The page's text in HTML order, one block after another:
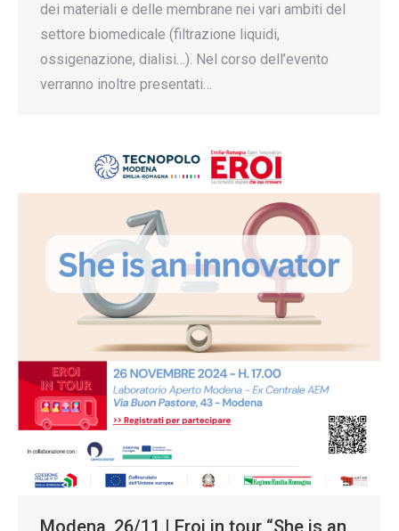
dei materiali e delle membrane nei vari ambiti del
settore biomedicale (filtrazione liquidi,
ossigenazione, dialisi…). Nel corso dell’evento
verranno inoltre presentati…
Modena, 26/11 | Eroi in tour “She is an